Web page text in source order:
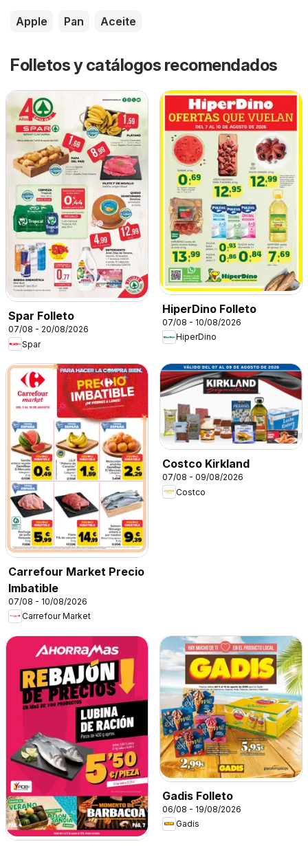
Apple Pan Aceite
Folletos y catálogos recomendados
Spar Folleto
07/08 - 20/08/2026
Spar
HiperDino Folleto
07/08 - 10/08/2026
HiperDino
Carrefour Market Precio
Imbatible
07/08 - 10/08/2026
Carrefour Market
Costco Kirkland
07/08 - 09/08/2026
Costco
Gadis Folleto
06/08 - 19/08/2026
Gadis